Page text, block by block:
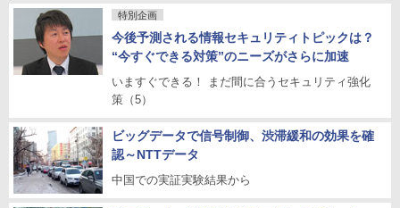
特別企画
今後予測される情報セキュリティトピックは？
“今すぐできる対策”のニーズがさらに加速
いますぐできる！ まだ間に合うセキュリティ強化
策（5）
ビッグデータで信号制御、渋滞緩和の効果を確
認～NTTデータ
中国での実証実験結果から